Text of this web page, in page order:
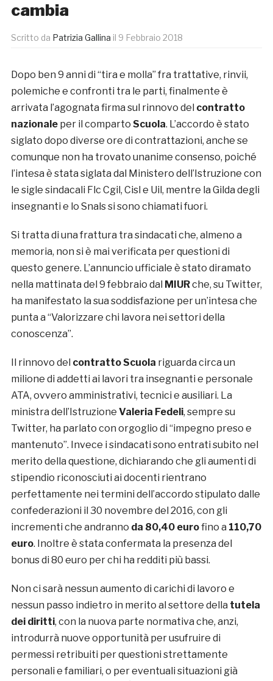
cambia
Scritto da Patrizia Gallina il 9 Febbraio 2018
Dopo ben 9 anni di “tira e molla” fra trattative, rinvii,
polemiche e confronti tra le parti, finalmente è
arrivata l’agognata firma sul rinnovo del contratto
nazionaleper il comparto Scuola. L’accordo è stato
siglato dopo diverse ore di contrattazioni, anche se
comunque non ha trovato unanime consenso, poiché
l’intesa è stata siglata dal Ministero dell’Istruzione con
le sigle sindacali Flc Cgil, Cisl e Uil, mentre la Gilda degli
insegnanti e lo Snals si sono chiamati fuori.
Si tratta di una frattura tra sindacati che, almeno a
memoria, non si è mai verificata per questioni di
questo genere. L’annuncio ufficiale è stato diramato
nella mattinata del 9 febbraio dal MIURche, su Twitter,
ha manifestato la sua soddisfazione per un’intesa che
punta a “Valorizzare chi lavora nei settori della
conoscenza”.
Il rinnovo del contratto Scuola riguarda circa un
milione di addetti ai lavori tra insegnanti e personale
ATA, ovvero amministrativi, tecnici e ausiliari. La
ministra dell’Istruzione Valeria Fedeli, sempre su
Twitter, ha parlato con orgoglio di “impegno preso e
mantenuto”. Invece i sindacati sono entrati subito nel
merito della questione, dichiarando che gli aumenti di
stipendio riconosciuti ai docenti rientrano
perfettamente nei termini dell’accordo stipulato dalle
confederazioni il 30 novembre del 2016, con gli
incrementi che andranno da 80,40 eurofino a 110,70
euro. Inoltre è stata confermata la presenza del
bonus di 80 euro per chi ha redditi più bassi.
Non ci sarà nessun aumento di carichi di lavoro e
nessun passo indietro in merito al settore della tutela
dei diritti, con la nuova parte normativa che, anzi,
introdurrà nuove opportunità per usufruire di
permessi retribuiti per questioni strettamente
personali e familiari, o per eventuali situazioni già